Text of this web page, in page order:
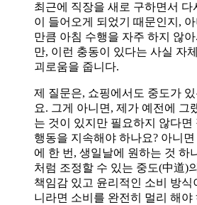
최근에 직장을 새로 구하면서 다
이 들어오게 되었기 때문인지,
만큼 아침 수행을 자주 하지 않
만, 이런 충동이 있다는 사실 자
괴로움을 줍니다.
제 질문은, 쇼핑에서도 중도가 있
요. 그게 아니면, 제가 예전에 그
는 것이 있지만 필요하지 않다면
행동을 지속해야 하나요? 아니
에 한 번, 생일날에 원하는 것 하
처럼 조정할 수 있는 중도(中道)
책임감 있고 윤리적인 소비 방식
니라면 소비를 완전히 멀리 해야